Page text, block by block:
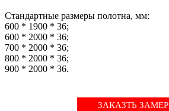
Стандартные размеры полотна, мм:
600 * 1900 * 36;
600 * 2000 * 36;
700 * 2000 * 36;
800 * 2000 * 36;
900 * 2000 * 36.
ЗАКАЗТЬ ЗАМЕР